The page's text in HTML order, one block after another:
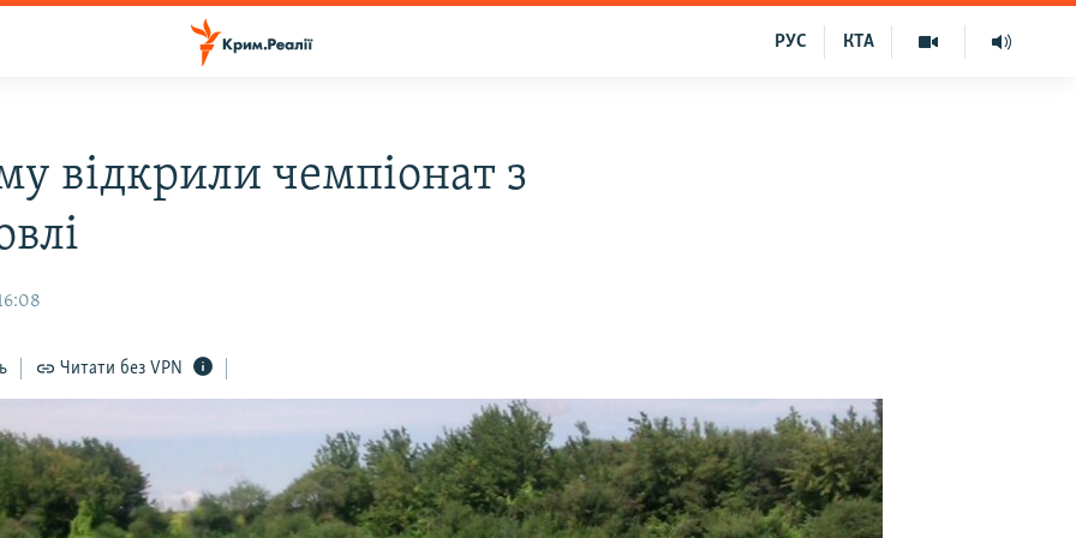
КТА
РУС
відкрили чемпіонат з
Читати без VPN